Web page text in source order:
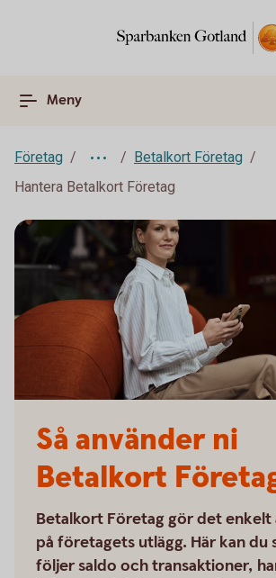
Meny
Företag
Betalkort Företag
Hantera Betalkort Företag
Så använder ni
Betalkort
Betalkort Företag gör det enkelt
på företagets utlägg. Här kan du
följer saldo och transaktioner,